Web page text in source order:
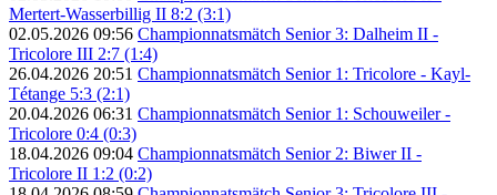
Mertert-Wasserbillig II 8:2 (3:1)
02.05.2026 09:56 Championnatsmätch Senior 3: Dalheim II -
Tricolore III 2:7 (1:4)
26.04.2026 20:51 Championnatsmätch Senior 1: Tricolore - Kayl-
Tétange 5:3 (2:1)
20.04.2026 06:31 Championnatsmätch Senior 1: Schouweiler -
Tricolore 0:4 (0:3)
18.04.2026 09:04 Championnatsmätch Senior 2: Biwer II -
Tricolore II 1:2 (0:2)